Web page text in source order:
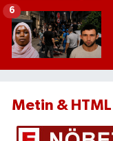
6
Metin & HTML